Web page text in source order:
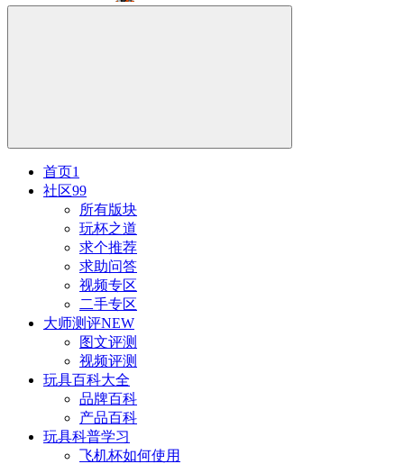
首页1
社区99
所有版块
玩杯之道
求个推荐
求助问答
视频专区
二手专区
大师测评NEW
图文评测
视频评测
玩具百科大全
品牌百科
产品百科
玩具科普学习
飞机杯如何使用